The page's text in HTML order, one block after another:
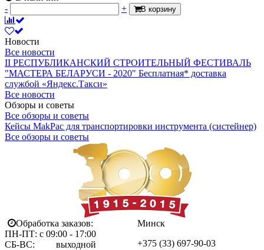
-
+ В корзину
Новости
Все новости
II РЕСПУБЛИКАНСКИЙ СТРОИТЕЛЬНЫЙ ФЕСТИВАЛЬ
"МАСТЕРА БЕЛАРУСИ - 2020" Бесплатная* доставка
службой «Яндекс.Такси»
Все новости
Обзоры и советы
Все обзоры и советы
Кейсы MakPac для транспортировки инструмента (систейнер)
Все обзоры и советы
Обработка заказов:
ПН-ПТ: с 09:00 - 17:00
СБ-ВС: выходной
Минск
+375 (33) 697-90-03